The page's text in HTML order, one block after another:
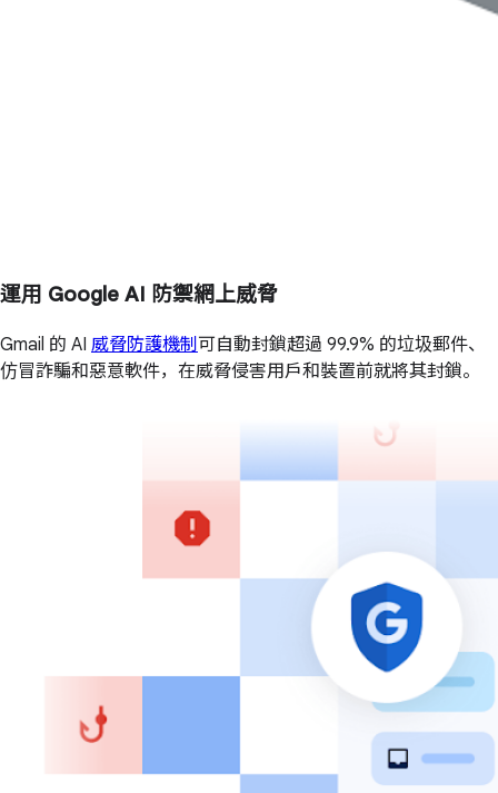
運用 Google AI 防禦網上威脅
Gmail 的 AI 威脅防護機制可自動封鎖超過 99.9% 的垃圾郵件、
仿冒詐騙和惡意軟件，在威脅侵害用戶和裝置前就將其封鎖。